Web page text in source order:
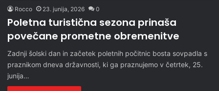
Rocco 23. junija, 2026 0
Poletna turistična sezona prinaša
povečane prometne obremenitve
Zadnji šolski dan in začetek poletnih počitnic bosta sovpadla s
praznikom dneva državnosti, ki ga praznujemo v četrtek, 25.
junija…